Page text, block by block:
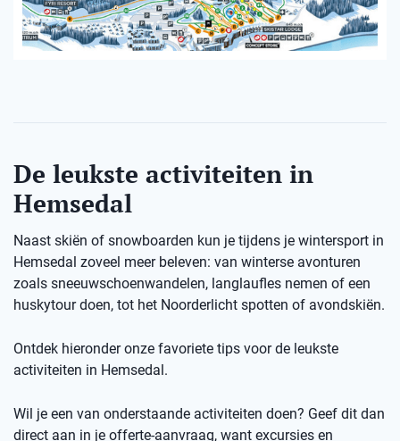
De leukste activiteiten in
Hemsedal
Naast skiën of snowboarden kun je tijdens je wintersport in
Hemsedal zoveel meer beleven: van winterse avonturen
zoals sneeuwschoenwandelen, langlaufles nemen of een
huskytour doen, tot het Noorderlicht spotten of avondskiën.
Ontdek hieronder onze favoriete tips voor de leukste
activiteiten in Hemsedal.
Wil je een van onderstaande activiteiten doen? Geef dit dan
direct aan in je offerte-aanvraag, want excursies en